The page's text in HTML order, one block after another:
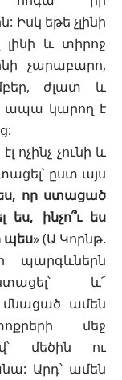
Իսկ եթե չլինի
և տիրոջ
չարաբարո,
ժլատ և
ապա կարող է
ոչինչ չունի և
ըստ այս
որ ստացած
ես, ինչո՞ւ ես
պես» (Ա Կորնթ.
պարգևներն
և՜
մնացած ամեն
մեջ
մեծին ու
Արդ՝ ամեն